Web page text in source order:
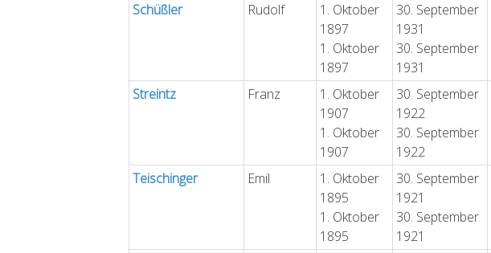
Schüßler Rudolf
1. Oktober
1897
1. Oktober
1897
30. September
1931
30. September
1931
Streintz Franz
1. Oktober
1907
1. Oktober
1907
30. September
1922
30. September
1922
Teischinger Emil
1. Oktober
1895
1. Oktober
1895
30. September
1921
30. September
1921